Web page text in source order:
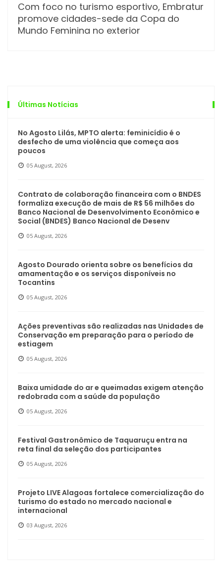
Com foco no turismo esportivo, Embratur
promove cidades-sede da Copa do
Mundo Feminina no exterior
Últimas Notícias
No Agosto Lilás, MPTO alerta: feminicídio é o
desfecho de uma violência que começa aos
poucos
05 August, 2026
Contrato de colaboração financeira com o BNDES
formaliza execução de mais de R$ 56 milhões do
Banco Nacional de Desenvolvimento Econômico e
Social (BNDES) Banco Nacional de Desenv
05 August, 2026
Agosto Dourado orienta sobre os benefícios da
amamentação e os serviços disponíveis no
Tocantins
05 August, 2026
Ações preventivas são realizadas nas Unidades de
Conservação em preparação para o período de
estiagem
05 August, 2026
Baixa umidade do ar e queimadas exigem atenção
redobrada com a saúde da população
05 August, 2026
Festival Gastronômico de Taquaruçu entra na
reta final da seleção dos participantes
05 August, 2026
Projeto LIVE Alagoas fortalece comercialização do
turismo do estado no mercado nacional e
internacional
03 August, 2026